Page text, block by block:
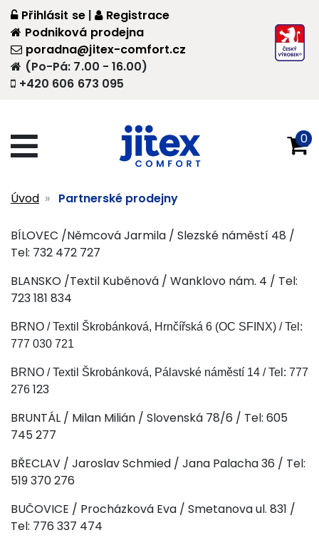
+420 606 673 095
(Po-Pá: 7.00 - 16.00)
poradna@jitex-comfort.cz
Přihlásit se |
Registrace
Podniková prodejna
0
Úvod Partnerské prodejny
BÍLOVEC /Němcová Jarmila / Slezské náměstí 48 /
Tel: 732 472 727
BLANSKO /Textil Kuběnová / Wanklovo nám. 4 / Tel:
723 181 834
BRNO / Textil Škrobánková, Hrnčířská 6 (OC SFINX) / Tel:
777 030 721
BRNO / Textil Škrobánková, Pálavské náměstí 14 / Tel: 777
276 123
BRUNTÁL / Milan Milián / Slovenská 78/6 / Tel: 605
745 277
BŘECLAV / Jaroslav Schmied / Jana Palacha 36 / Tel:
519 370 276
BUČOVICE / Procházková Eva / Smetanova ul. 831 /
Tel: 776 337 474